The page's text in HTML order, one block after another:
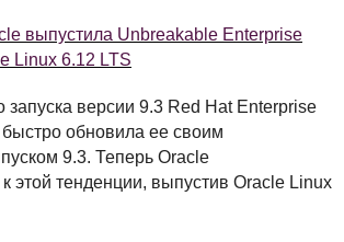
выпустила Unbreakable Enterprise
Linux 6.12 LTS
запуска версии 9.3 Red Hat Enterprise
обновила ее своим
9.3. Теперь Oracle
этой тенденции, выпустив Oracle Linux